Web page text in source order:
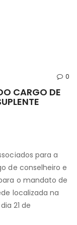
0
CARGO DE
para a
de conselheiro e
o mandato de
localizada na
21 de